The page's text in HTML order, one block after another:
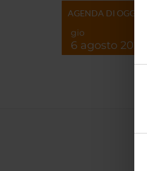
AGENDA DI OGGI
gio
6 agosto 2026